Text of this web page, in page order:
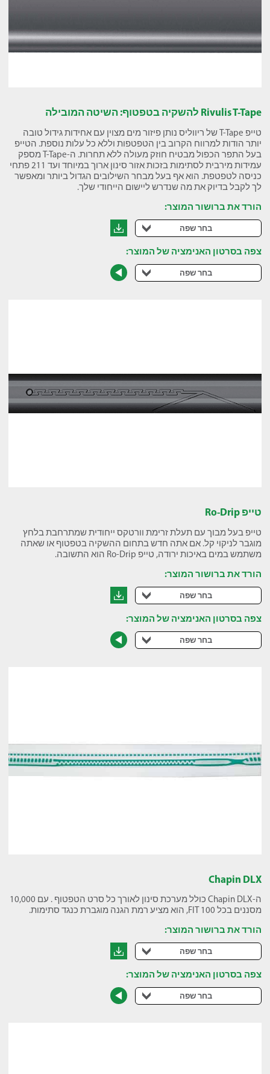
Rivulis T-Tape להשקיה בטפטוף: השיטה המובילה
טייפ T-Tape של ריווליס נותן פיזור מים מצוין עם אחידות גידול טובה
יותר הודות למרווח הקרוב בין הטפטפות וללא כל עלות נוספת. הטייפ
בעל התפר הכפול מבטיח חוזק מעולה ללא תחרות. ה-T-Tape מספק
עמידות מירבית לסתימות בזכות אזור סינון ארוך במיוחד ועד 211 פתחי
כניסה לטפטפת. הוא אף בעל מבחר השילובים הגדול ביותר ומאפשר
לך לקבל בדיוק את מה שנדרש ליישום הייחודי שלך.
הורד את ברושור המוצר:
בחר שפה
צפה בסרטון האנימציה של המוצר:
בחר שפה
טייפ R o-Drip
טייפ בעל מבוך עם תעלת זרימת וורטקס ייחודית שמתרחבת בלחץ
מוגבר לניקוי קל. אם אתה חדש בתחום ההשקיה בטפטוף או שאתה
משתמש במים באיכות ירודה, טייפ Ro-Drip הוא התשובה.
הורד את ברושור המוצר:
בחר שפה
צפה בסרטון האנימציה של המוצר:
בחר שפה
Chapin DLX
ה-Chapin DLX כולל מערכת סינון לאורך כל סרט הטפטוף . עם 10,000
מסננים בכל 100 FIT, הוא מציע רמת הגנה מוגברת כנגד סתימות.
הורד את ברושור המוצר:
בחר שפה
צפה בסרטון האנימציה של המוצר:
בחר שפה